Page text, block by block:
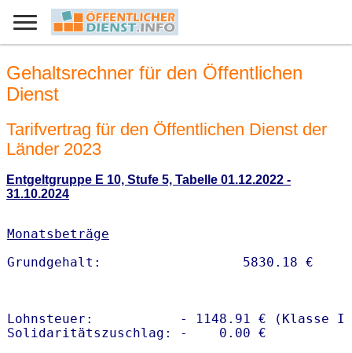
Gehaltsrechner für den Öffentlichen
Dienst
Tarifvertrag für den Öffentlichen Dienst der
Länder 2023
Entgeltgruppe E 10, Stufe 5, Tabelle 01.12.2022 -
31.10.2024
Monatsbeträge
Lohnsteuer:           - 1148.91 € (Klasse I)
Solidaritätszuschlag: -    0.00 €